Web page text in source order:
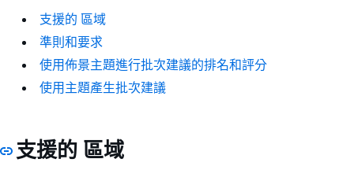
支援的 區域
準則和要求
使用佈景主題進行批次建議的排名和評分
使用主題產生批次建議
支援的 區域